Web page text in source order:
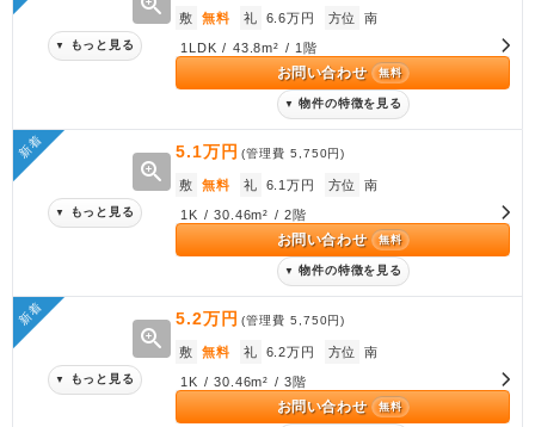
▼ もっと見る
敷 無料 礼 6.6万円 方位 南
1LDK / 43.8m² / 1階
お問い合わせ 無料
▼ 物件の特徴を見る
新着
zoom_in
▼ もっと見る
5.1万円 (管理費5,750円)
敷 無料 礼 6.1万円 方位 南
1K / 30.46m² / 2階
お問い合わせ 無料
▼ 物件の特徴を見る
新着
zoom_in
▼ もっと見る
5.2万円 (管理費5,750円)
敷 無料 礼 6.2万円 方位 南
1K / 30.46m² / 3階
お問い合わせ 無料